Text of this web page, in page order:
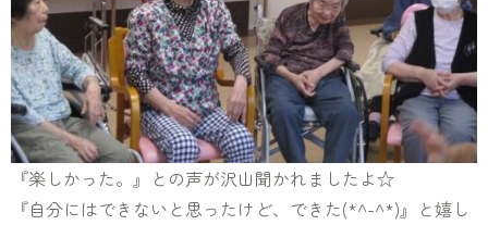
『楽しかった。』との声が沢山聞かれましたよ☆
『自分にはできないと思ったけど、できた(*^-^*)』と嬉し